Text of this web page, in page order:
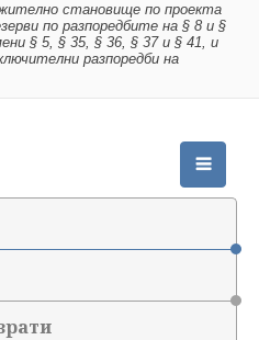
становище по проекта
по разпоредбите на § 8 и §
§ 5, § 35, § 36, § 37 и § 41, и
разпоредби на